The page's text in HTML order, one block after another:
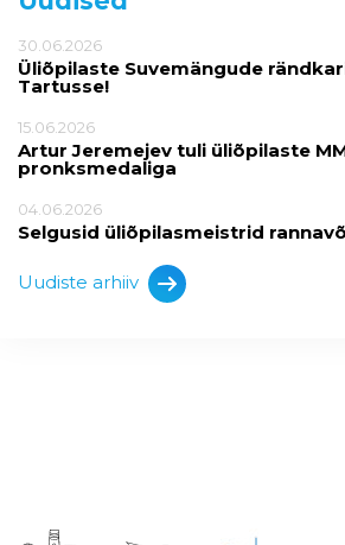
30.06.2026
Üliõpilaste Suvemängude
Tartusse!
15.06.2026
Artur Jeremejev tuli üliõpilaste
pronksmedaliga
04.06.2026
Selgusid üliõpilasmeistrid
Uudiste arhiiv